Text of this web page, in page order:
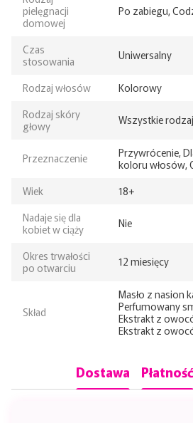
pielęgnacji
domowej
Po zabiegu,
Czas
stosowania
Uniwersalny
Rodzaj włosów
Kolorowy
Rodzaj skóry
głowy
Wszystkie
Przeznaczenie
Przywrócenie,
koloru włosów,
Wiek
18+
Nadaje się dla
kobiet w ciąży
Nie
Okres trwałości
po otwarciu
12 miesięcy
Skład
Masło z nasion
Perfumowany
Ekstrakt z
Ekstrakt z
Dostawa Płatność